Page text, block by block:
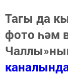
Тагы да
фото һәм